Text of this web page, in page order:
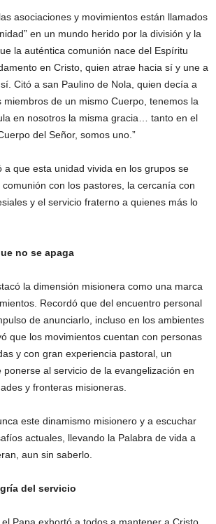
asociaciones y movimientos están llamados
en un mundo herido por la división y la
la auténtica comunión nace del Espíritu
en Cristo, quien atrae hacia sí y une a
Citó a san Paulino de Nola, quien decía a
miembros de un mismo Cuerpo, tenemos la
en nosotros la misma gracia… tanto en el
del Señor, somos uno.”
a que esta unidad vivida en los grupos se
con los pastores, la cercanía con
y el servicio fraterno a quienes más lo
no se apaga
la dimensión misionera como una marca
Recordó que del encuentro personal
de anunciarlo, incluso en los ambientes
que los movimientos cuentan con personas
y con gran experiencia pastoral, un
ponerse al servicio de la evangelización en
y fronteras misioneras.
este dinamismo misionero y a escuchar
actuales, llevando la Palabra de vida a
aun sin saberlo.
del servicio